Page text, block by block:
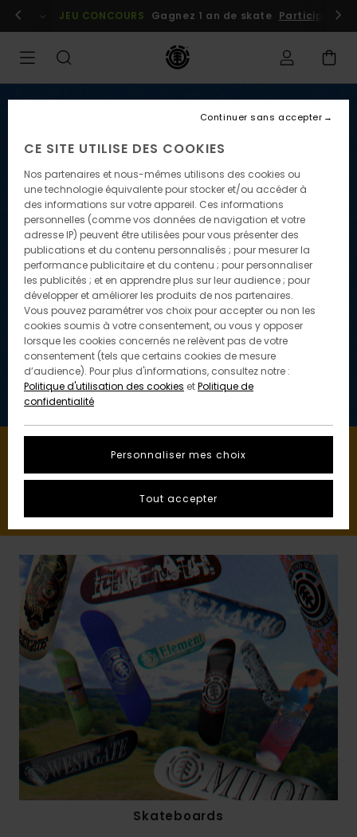
Se connecter / s'inscrire
JEU CONCOURS Gagnez 1 an de skate Participez
DÉCOUVRIR LA COLLECTION
Skateboards
CE SITE UTILISE DES COOKIES
Nos partenaires et nous-mêmes utilisons des cookies ou
une technologie équivalente pour stocker et/ou accéder à
des informations sur votre appareil. Ces informations
personnelles (comme vos données de navigation et votre
adresse IP) peuvent être utilisées pour vous présenter des
publications et du contenu personnalisés ; pour mesurer la
performance publicitaire et du contenu ; pour personnaliser
les publicités ; et en apprendre plus sur leur audience ; pour
développer et améliorer les produits de nos partenaires.
Vous pouvez paramétrer vos choix pour accepter ou non les
cookies soumis à votre consentement, ou vous y opposer
lorsque les cookies concernés ne relèvent pas de votre
consentement (tels que certains cookies de mesure
d’audience). Pour plus d'informations, consultez notre :
Politique d'utilisation des cookies etPolitique de
confidentialité
Personnaliser mes choix
Continuer sans accepter
Tout accepter